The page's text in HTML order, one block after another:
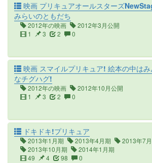
映画 プリキュアオールスターズ
みらいのともだち
2012年の映画
2012年3月公開
1
3 2 0
映画 スマイルプリキュア! 絵本の中はみ
なチグハグ!
2012年の映画
2012年10月公開
1
3 2 0
ドキドキ!プリキュア
2013年1月期 2013年4月期
2013年7
2013年10月期
2014年1月期
49
4 98 0